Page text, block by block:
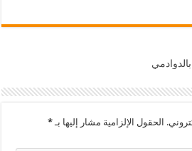
الحقول الإلزامية مشار إليها بـ*